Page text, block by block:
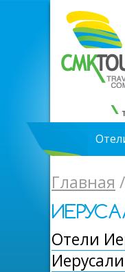
Главная /
Отели